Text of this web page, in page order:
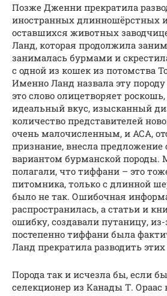
Позже Дженни прекратила
иностранных длинношёрстных
оставшихся животных
Ланд, которая продолжила
занималась бурмами и
с одной из кошек из потомства
Именно Ланд назвала эту
это слово олицетворяет
идеальный вкус, изысканный
количество представителей
очень малочисленным, и АСА,
признание, внесла
вариантом бурманской породы.
полагали, что тиффани – это
питомника, только с длинной
было не так. Ошибочная
распространилась, а статьи и
ошибку, создавали путаницу, из-
постепенно тиффани была
Ланд прекратила разводить
Порода так и исчезла бы, если бы
селекционер из Канады Т. Ораас